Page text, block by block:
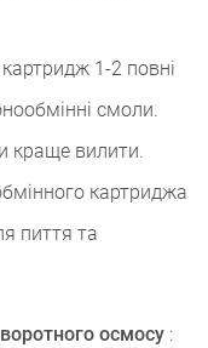
1-2 повні
смоли.
краще вилити.
картриджа
пиття та
осмосу :